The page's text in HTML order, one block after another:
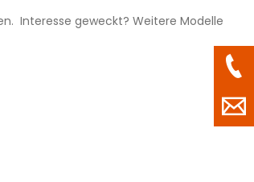
Interesse geweckt? Weitere Modelle